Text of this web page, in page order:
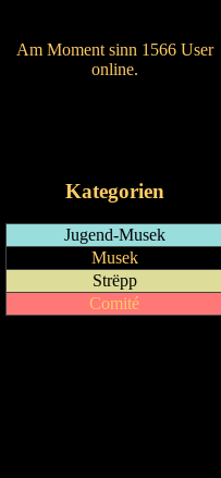
Am Moment sinn 1566 User
online.
Kategorien
Jugend-Musek
Musek
Strëpp
Comité